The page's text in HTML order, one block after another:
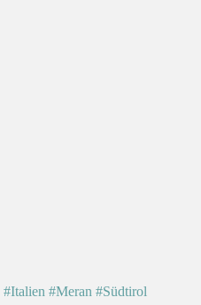
#Italien #Meran #Südtirol